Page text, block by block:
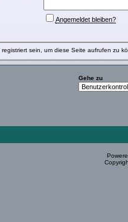
Angemeldet bleiben?
registriert sein, um diese Seite aufrufen zu
Gehe zu